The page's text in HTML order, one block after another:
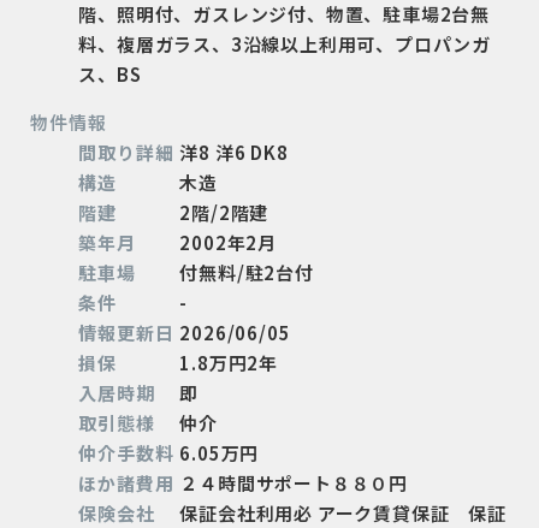
階、照明付、ガスレンジ付、物置、駐車場2台無
料、複層ガラス、3沿線以上利用可、プロパンガ
ス、BS
物件情報
間取り詳細 洋8 洋6 DK8
構造
木造
階建
2階/2階建
築年月
2002年2月
駐車場
付無料/駐2台付
条件
-
情報更新日 2026/06/05
損保
1.8万円2年
入居時期
即
取引態様
仲介
仲介手数料 6.05万円
ほか諸費用 ２４時間サポート８８０円
保険会社
保証会社利用必 アーク賃貸保証 保証